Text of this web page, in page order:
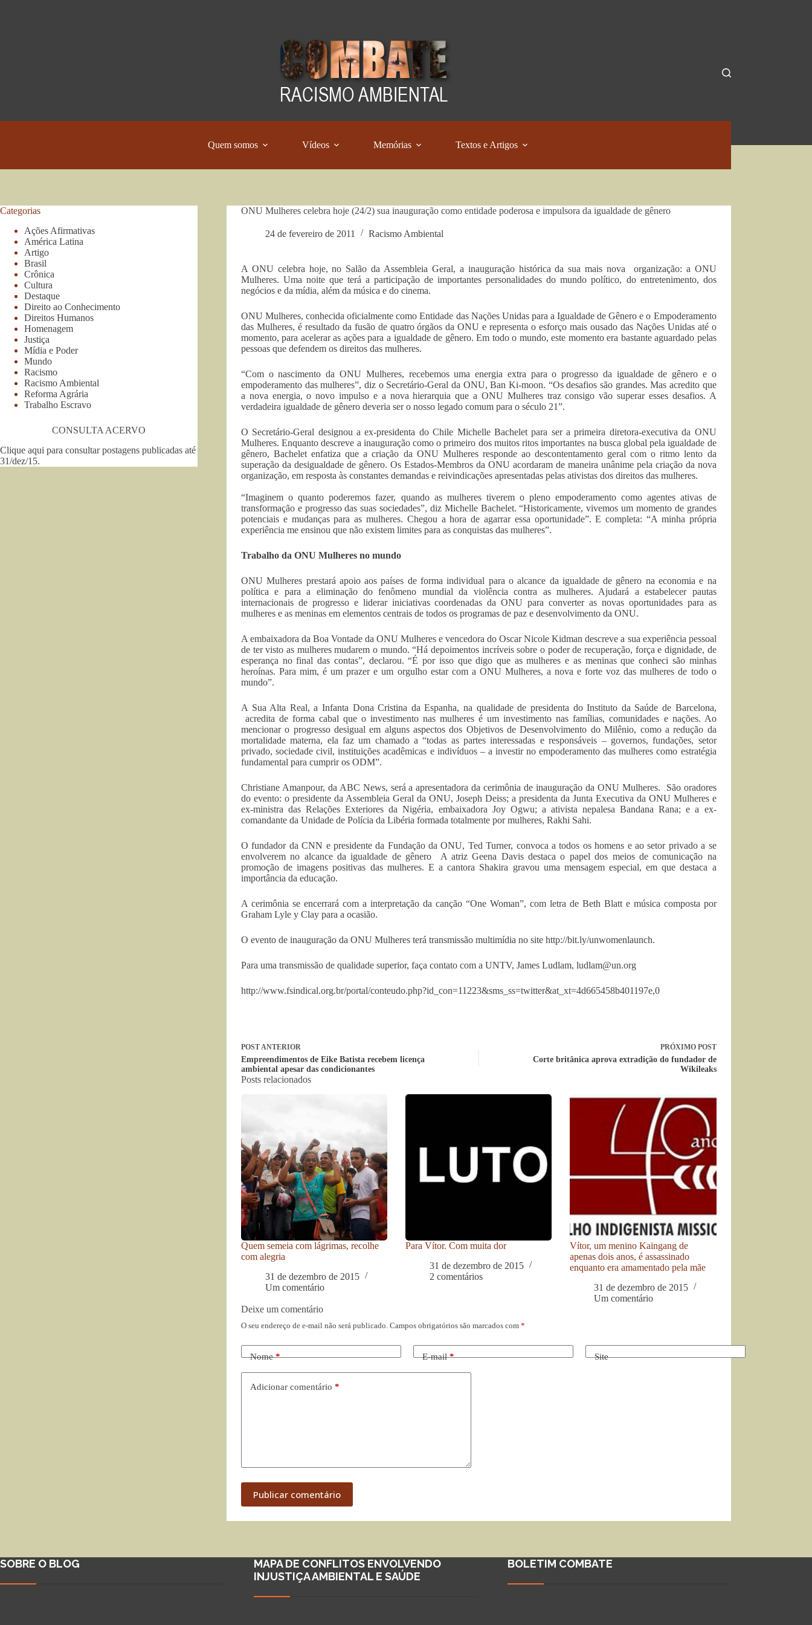
Quem somos Vídeos Memórias Textos e Artigos
ONU Mulheres celebra hoje (24/2) sua inauguração como entidade poderosa e impulsora da igualdade de gênero
24 de fevereiro de 2011 Racismo Ambiental
A ONU celebra hoje, no Salão da Assembleia Geral, a inauguração histórica da sua mais nova organização: a ONU
Mulheres. Uma noite que terá a participação de importantes personalidades do mundo político, do entretenimento, dos
negócios e da mídia, além da música e do cinema.
ONU Mulheres, conhecida oficialmente como Entidade das Nações Unidas para a Igualdade de Gênero e o Empoderamento
das Mulheres, é resultado da fusão de quatro órgãos da ONU e representa o esforço mais ousado das Nações Unidas até o
momento, para acelerar as ações para a igualdade de gênero. Em todo o mundo, este momento era bastante aguardado pelas
pessoas que defendem os direitos das mulheres.
“Com o nascimento da ONU Mulheres, recebemos uma energia extra para o progresso da igualdade de gênero e o
empoderamento das mulheres”, diz o Secretário-Geral da ONU, Ban Ki-moon. “Os desafios são grandes. Mas acredito que
a nova energia, o novo impulso e a nova hierarquia que a ONU Mulheres traz consigo vão superar esses desafios. A
verdadeira igualdade de gênero deveria ser o nosso legado comum para o século 21”.
O Secretário-Geral designou a ex-presidenta do Chile Michelle Bachelet para ser a primeira diretora-executiva da ONU
Mulheres. Enquanto descreve a inauguração como o primeiro dos muitos ritos importantes na busca global pela igualdade de
gênero, Bachelet enfatiza que a criação da ONU Mulheres responde ao descontentamento geral com o ritmo lento da
superação da desigualdade de gênero. Os Estados-Membros da ONU acordaram de maneira unânime pela criação da nova
organização, em resposta às constantes demandas e reivindicações apresentadas pelas ativistas dos direitos das mulheres.
“Imaginem o quanto poderemos fazer, quando as mulheres tiverem o pleno empoderamento como agentes ativas de
transformação e progresso das suas sociedades”, diz Michelle Bachelet. “Historicamente, vivemos um momento de grandes
potenciais e mudanças para as mulheres. Chegou a hora de agarrar essa oportunidade”. E completa: “A minha própria
experiência me ensinou que não existem limites para as conquistas das mulheres”.
Trabalho da ONU Mulheres no mundo
ONU Mulheres prestará apoio aos países de forma individual para o alcance da igualdade de gênero na economia e na
política e para a eliminação do fenômeno mundial da violência contra as mulheres. Ajudará a estabelecer pautas
internacionais de progresso e liderar iniciativas coordenadas da ONU para converter as novas oportunidades para as
mulheres e as meninas em elementos centrais de todos os programas de paz e desenvolvimento da ONU.
A embaixadora da Boa Vontade da ONU Mulheres e vencedora do Oscar Nicole Kidman descreve a sua experiência pessoal
de ter visto as mulheres mudarem o mundo. “Há depoimentos incríveis sobre o poder de recuperação, força e dignidade, de
esperança no final das contas”, declarou. “É por isso que digo que as mulheres e as meninas que conheci são minhas
heroínas. Para mim, é um prazer e um orgulho estar com a ONU Mulheres, a nova e forte voz das mulheres de todo o
mundo”.
A Sua Alta Real, a Infanta Dona Cristina da Espanha, na qualidade de presidenta do Instituto da Saúde de Barcelona,
acredita de forma cabal que o investimento nas mulheres é um investimento nas famílias, comunidades e nações. Ao
mencionar o progresso desigual em alguns aspectos dos Objetivos de Desenvolvimento do Milênio, como a redução da
mortalidade materna, ela faz um chamado a “todas as partes interessadas e responsáveis – governos, fundações, setor
privado, sociedade civil, instituições acadêmicas e indivíduos – a investir no empoderamento das mulheres como estratégia
fundamental para cumprir os ODM”.
Christiane Amanpour, da ABC News, será a apresentadora da cerimônia de inauguração da ONU Mulheres. São oradores
do evento: o presidente da Assembleia Geral da ONU, Joseph Deiss; a presidenta da Junta Executiva da ONU Mulheres e
ex-ministra das Relações Exteriores da Nigéria, embaixadora Joy Ogwu; a ativista nepalesa Bandana Rana; e a ex-
comandante da Unidade de Polícia da Libéria formada totalmente por mulheres, Rakhi Sahi.
O fundador da CNN e presidente da Fundação da ONU, Ted Turner, convoca a todos os homens e ao setor privado a se
envolverem no alcance da igualdade de gênero A atriz Geena Davis destaca o papel dos meios de comunicação na
promoção de imagens positivas das mulheres. E a cantora Shakira gravou uma mensagem especial, em que destaca a
importância da educação.
A cerimônia se encerrará com a interpretação da canção “One Woman”, com letra de Beth Blatt e música composta por
Graham Lyle y Clay para a ocasião.
O evento de inauguração da ONU Mulheres terá transmissão multimídia no site http://bit.ly/unwomenlaunch.
Para uma transmissão de qualidade superior, faça contato com a UNTV, James Ludlam, ludlam@un.org
http://www.fsindical.org.br/portal/conteudo.php?id_con=11223&sms_ss=twitter&at_xt=4d665458b401197e,0
POSTANTERIOR
Empreendimentos de Eike Batista recebem licença
ambiental apesar das condicionantes
PRÓXIMO POST
Corte britânica aprova extradição do fundador de
Wikileaks
Posts relacionados
Quem semeia com lágrimas, recolhe
com alegria
31 de dezembro de 2015
Um comentário
Para Vítor. Com muita dor
31 de dezembro de 2015
2 comentários
Vítor, um menino Kaingang de
apenas dois anos, é assassinado
enquanto era amamentado pela mãe
31 de dezembro de 2015
Um comentário
Deixe um comentário
O seu endereço de e-mail não será publicado. Campos obrigatórios são marcados com *
Nome* E-mail* Site
Adicionar comentário *
Publicar comentário
Categorias
Ações Afirmativas
América Latina
Artigo
Brasil
Crônica
Cultura
Destaque
Direito ao Conhecimento
Direitos Humanos
Homenagem
Justiça
Mídia e Poder
Mundo
Racismo
Racismo Ambiental
Reforma Agrária
Trabalho Escravo
CONSULTA ACERVO
Clique aqui para consultar postagens publicadas até
31/dez/15.
SOBRE O BLOG
MAPA DE CONFLITOS ENVOLVENDO
INJUSTIÇA AMBIENTAL E SAÚDE
BOLETIM COMBATE